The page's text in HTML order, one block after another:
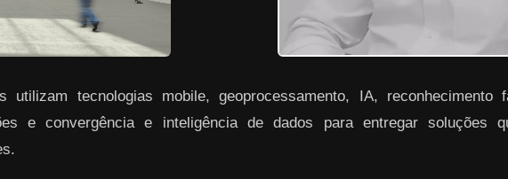
utilizam tecnologias mobile, geoprocessamento, IA, reconhecimento
e convergência e inteligência de dados para entregar soluções